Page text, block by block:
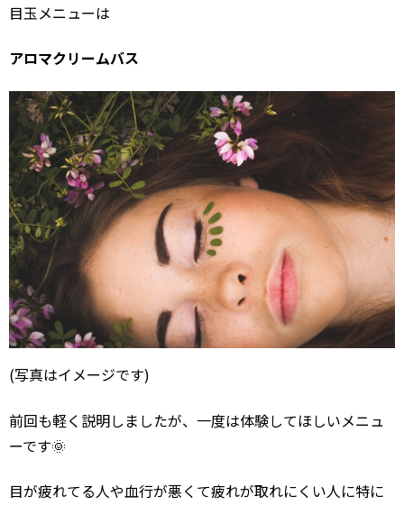
目玉メニューは
アロマクリームバス
(写真はイメージです)
前回も軽く説明しましたが、一度は体験してほしいメニュ
ーです🌞
目が疲れてる人や血行が悪くて疲れが取れにくい人に特に